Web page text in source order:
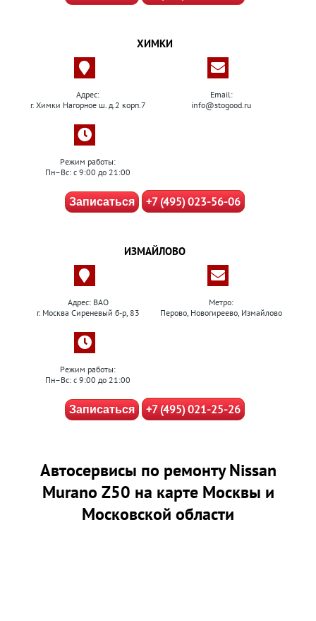
ХИМКИ
Адрес:
г. Химки Нагорное ш. д.2 корп.7
Email:
info@stogood.ru
Режим работы:
Пн–Вс: с 9:00 до 21:00
Записаться +7 (495) 023-56-06
ИЗМАЙЛОВО
Адрес: ВАО
г. Москва Сиреневый б-р, 83
Метро:
Перово, Новогиреево, Измайлово
Режим работы:
Пн–Вс: с 9:00 до 21:00
Записаться +7 (495) 021-25-26
Автосервисы по ремонту Nissan
Murano Z50 на карте Москвы и
Московской области